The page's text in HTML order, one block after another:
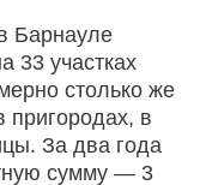
Барнауле
33 участках
столько же
пригородах, в
За два года
сумму — 3